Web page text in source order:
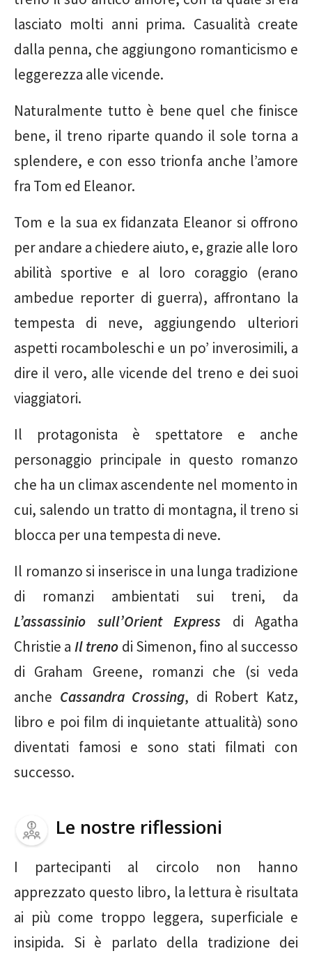
lasciato molti anni prima. Casualità create
dalla penna, che aggiungono romanticismo e
leggerezza alle vicende.
Naturalmente tutto è bene quel che finisce
bene, il treno riparte quando il sole torna a
splendere, e con esso trionfa anche l’amore
fra Tom ed Eleanor.
Tom e la sua ex fidanzata Eleanor si offrono
per andare a chiedere aiuto, e, grazie alle loro
abilità sportive e al loro coraggio (erano
ambedue reporter di guerra), affrontano la
tempesta di neve, aggiungendo ulteriori
aspetti rocamboleschi e un po’ inverosimili, a
dire il vero, alle vicende del treno e dei suoi
viaggiatori.
Il protagonista è spettatore e anche
personaggio principale in questo romanzo
che ha un climax ascendente nel momento in
cui, salendo un tratto di montagna, il treno si
blocca per una tempesta di neve.
Il romanzo si inserisce in una lunga tradizione
di romanzi ambientati sui treni, da
L’assassinio sull’Orient Express di Agatha
Christie a Il treno di Simenon, fino al successo
di Graham Greene, romanzi che (si veda
anche Cassandra Crossing, di Robert Katz,
libro e poi film di inquietante attualità) sono
diventati famosi e sono stati filmati con
successo.
Le nostre riflessioni
I partecipanti al circolo non hanno
apprezzato questo libro, la lettura è risultata
ai più come troppo leggera, superficiale e
insipida. Si è parlato della tradizione dei